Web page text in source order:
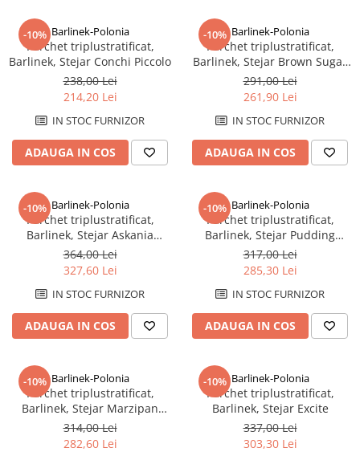
Dulapuri baza si blaturi lavoar
Dulapuri cu oglinda
Oglinzi baie, oglinzi cosmetice si
corpuri de iluminat
Accesorii baie
Savoniere
Suport hartie igienica
Perii WC
Dozator sapun
Etajere baie
Cuiere si suporti prosop
Cosuri de gunoi
Sifoane, racorduri si ventile
Accesorii diverse
-10% Barlinek-Polonia
Parchet triplustratificat,
Barlinek, Stejar Conchi Piccolo
238,00 Lei
214,20 Lei
IN STOC FURNIZOR
ADAUGA IN COS
-10% Barlinek-Polonia
Parchet triplustratificat,
Barlinek, Stejar Brown Sugar
Herringbone 130
291,00 Lei
261,90 Lei
IN STOC FURNIZOR
ADAUGA IN COS
-10% Barlinek-Polonia
Parchet triplustratificat,
Barlinek, Stejar Askania
Grande
364,00 Lei
327,60 Lei
IN STOC FURNIZOR
ADAUGA IN COS
-10% Barlinek-Polonia
Parchet triplustratificat,
Barlinek, Stejar Pudding
Grande,finisaj lac mat
317,00 Lei
285,30 Lei
IN STOC FURNIZOR
ADAUGA IN COS
-10% Barlinek-Polonia
Parchet triplustratificat,
Barlinek, Stejar Marzipan
Muffin Herringbone 130
314,00 Lei
282,60 Lei
-10% Barlinek-Polonia
Parchet triplustratificat,
Barlinek, Stejar Excite
337,00 Lei
303,30 Lei